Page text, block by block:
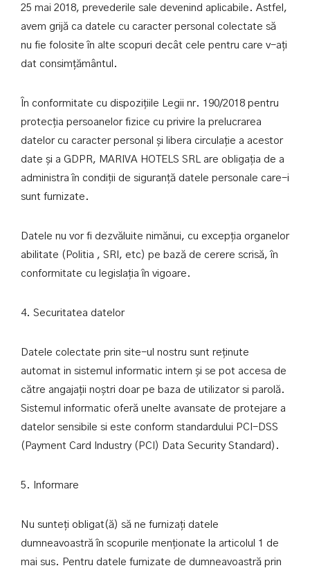
25 mai 2018, prevederile sale devenind aplicabile. Astfel,
avem grijă ca datele cu caracter personal colectate să
nu fie folosite în alte scopuri decât cele pentru care v-ați
dat consimțământul.
În conformitate cu dispozițiile Legii nr. 190/2018 pentru
protecția persoanelor fizice cu privire la prelucrarea
datelor cu caracter personal și libera circulație a acestor
date și a GDPR, MARIVA HOTELS SRL are obligația de a
administra în condiții de siguranță datele personale care-i
sunt furnizate.
Datele nu vor fi dezvăluite nimănui, cu excepția organelor
abilitate (Politia , SRI, etc) pe bază de cerere scrisă, în
conformitate cu legislația în vigoare.
4. Securitatea datelor
Datele colectate prin site-ul nostru sunt reținute
automat in sistemul informatic intern și se pot accesa de
către angajații noștri doar pe baza de utilizator si parolă.
Sistemul informatic oferă unelte avansate de protejare a
datelor sensibile si este conform standardului PCI-DSS
(Payment Card Industry (PCI) Data Security Standard).
5. Informare
Nu sunteți obligat(ă) să ne furnizați datele
dumneavoastră în scopurile menționate la articolul 1 de
mai sus. Pentru datele furnizate de dumneavoastră prin